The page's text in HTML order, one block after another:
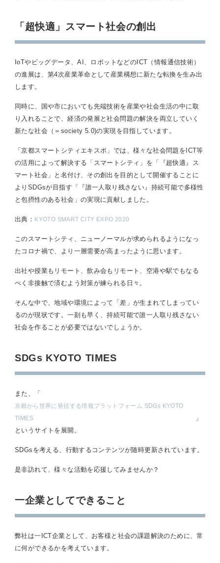
「超快適」スマート社会の創出
IoTやビッグデータ、AI、ロボットなどのICT（情報通信技術）
の進展は、第4次産業革命として産業構想に新たな転換を生み出
します。
同時に、国や市においても先端技術を産業や社会生活の中に取
り入れることで、経済の発展と社会問題の解決を両立していく
新たな社会（＝society 5.0)の実現を目指しています。
「京都スマートシティエキスポ」では、様々な社会問題をICT等
の活用によって解決する「スマートシティ」を「『超快適』ス
マート社会」と名付け、その創出を目的として開催することに
よりSDGsが目指す「『誰一人取り残さない』持続可能で多様性
と包摂性のある社会」の実現に貢献しました。
出典： KYOTO SMART CITY EXPO 2020
このスマートシティ、ニューノーマルが求められるようになっ
たコロナ禍で、より一層需要が高まったように思います。
出社や授業もリモート、飲み会もリモート、空港や駅でもなる
べく非接触で済むよう対策が練られる日々。
そんな中で、地域や環境によって「差」が生まれてしまってい
るのが現状です。一刻も早く、持続可能で誰一人取り残さない
社会を作ることが必要ではないでしょうか。
SDGs KYOTO TIMES
また、「
京都から世界に発信する情報プラットフォーム SDGs KYOTO
TIMES
」
というサイトを展開。
SDGsを考える、行動するコンテンツが随時更新されています。
是非訪れて、様々な活動を応援してみませんか？
一企業としてできること
弊社は一ICT企業として、お客様と社会の課題解決のために、常
に何ができるかを考えています。